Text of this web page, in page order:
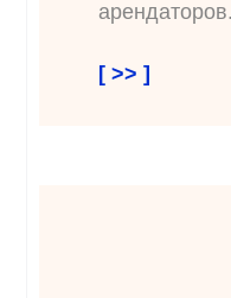
арендаторов.
[ >> ]